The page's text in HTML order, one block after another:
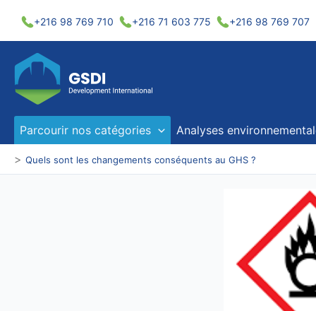
contenu
+216 98 769 710 +216 71 603 775 +216 98 769 707
Parcourir nos catégories Analyses
> Quels sont les changements conséquents au GHS ?